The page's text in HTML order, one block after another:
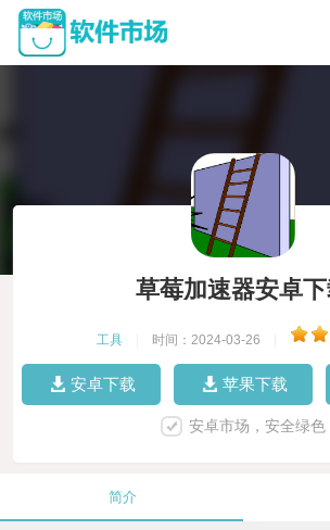
草莓加速器安卓
工具 时间：2024-03-26
安卓下载 苹果下载
安卓市场，安全绿色
简介